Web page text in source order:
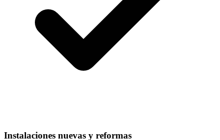
Instalaciones nuevas y reformas